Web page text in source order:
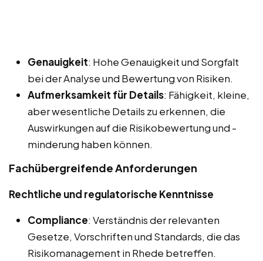
Genauigkeit: Hohe Genauigkeit und Sorgfalt
bei der Analyse und Bewertung von Risiken.
Aufmerksamkeit für Details: Fähigkeit, kleine,
aber wesentliche Details zu erkennen, die
Auswirkungen auf die Risikobewertung und -
minderung haben können.
Fachübergreifende Anforderungen
Rechtliche und regulatorische Kenntnisse
Compliance: Verständnis der relevanten
Gesetze, Vorschriften und Standards, die das
Risikomanagement in Rhede betreffen.